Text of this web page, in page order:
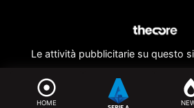
Le attività pubblicitarie su questo
HOME